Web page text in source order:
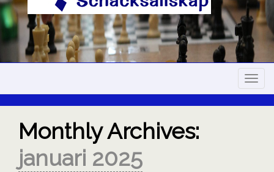
Monthly Archives:
januari 2025